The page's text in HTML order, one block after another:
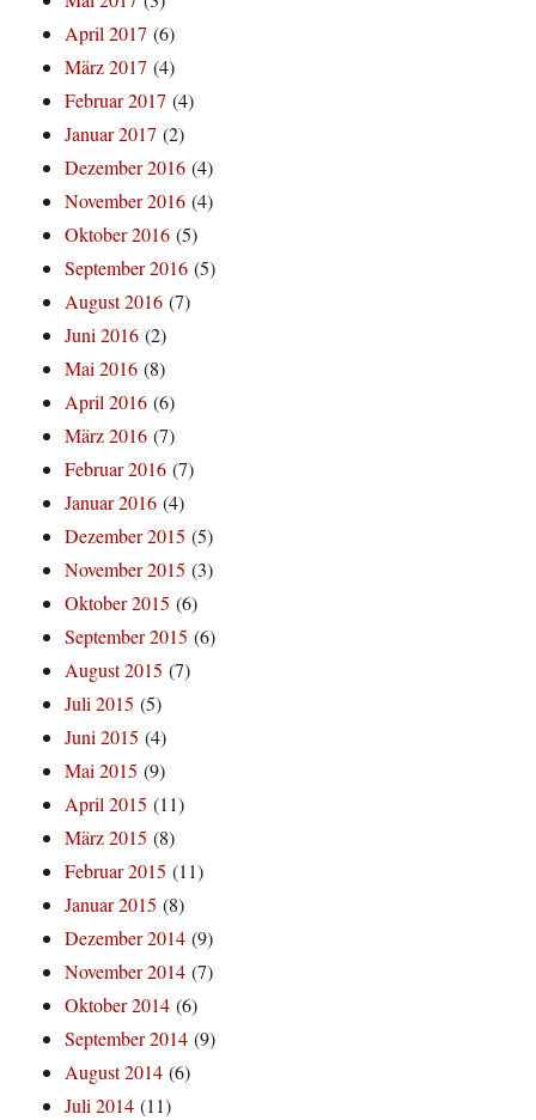
April 2017 (6)
März 2017 (4)
Februar 2017 (4)
Januar 2017 (2)
Dezember 2016 (4)
November 2016 (4)
Oktober 2016 (5)
September 2016 (5)
August 2016 (7)
Juni 2016 (2)
Mai 2016 (8)
April 2016 (6)
März 2016 (7)
Februar 2016 (7)
Januar 2016 (4)
Dezember 2015 (5)
November 2015 (3)
Oktober 2015 (6)
September 2015 (6)
August 2015 (7)
Juli 2015 (5)
Juni 2015 (4)
Mai 2015 (9)
April 2015 (11)
März 2015 (8)
Februar 2015 (11)
Januar 2015 (8)
Dezember 2014 (9)
November 2014 (7)
Oktober 2014 (6)
September 2014 (9)
August 2014 (6)
Juli 2014 (11)